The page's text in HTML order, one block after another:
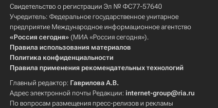
Свидетельство о регистрации Эл № ФС77-57640
Учредитель: Федеральное государственное унитарное
предприятие Международное информационное агентство
«Россия сегодня» (МИА «Россия сегодня»).
Правила использования материалов
Политика конфиденциальности
Правила применения рекомендательных технологий
Главный редактор: Гаврилова А.В.
Адрес электронной почты Редакции: internet-group@ria.ru
По вопросам размещения пресс-релизов и рекламы